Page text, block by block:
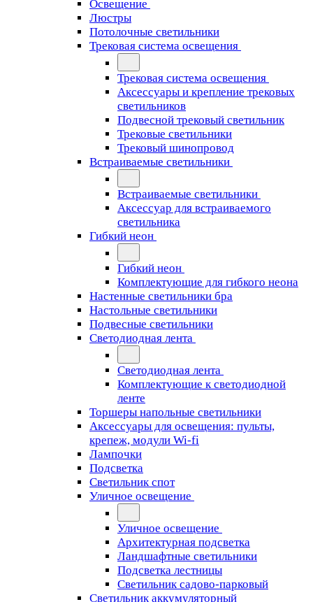
Освещение
Люстры
Потолочные светильники
Трековая система освещения
Трековая система освещения
Аксессуары и крепление трековых
светильников
Подвесной трековый светильник
Трековые светильники
Трековый шинопровод
Встраиваемые светильники
Встраиваемые светильники
Аксессуар для встраиваемого
светильника
Гибкий неон
Гибкий неон
Комплектующие для гибкого неона
Настенные светильники бра
Настольные светильники
Подвесные светильники
Светодиодная лента
Светодиодная лента
Комплектующие к светодиодной
ленте
Торшеры напольные светильники
Аксессуары для освещения: пульты,
крепеж, модули Wi-fi
Лампочки
Подсветка
Светильник спот
Уличное освещение
Уличное освещение
Архитектурная подсветка
Ландшафтные светильники
Подсветка лестницы
Светильник садово-парковый
Светильник аккумуляторный